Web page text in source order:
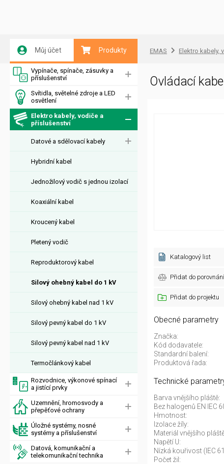
Můj účet Produkty
Vypínače, spínače, zásuvky a
příslušenství
Svítidla, světelné zdroje a LED
osvětlení
Elektro kabely, vodiče a
příslušenství
Datové a sdělovací kabely
Hybridní kabel
Jednožilový vodič s jednou izolací
Koaxiální kabel
Kroucený kabel
Pletený vodič
Reproduktorový kabel
Silový ohebný kabel do 1 kV
Silový ohebný kabel nad 1 kV
Silový pevný kabel do 1 kV
Silový pevný kabel nad 1 kV
Termočlánkový kabel
Rozvodnice, výkonové spínací
a jistící prvky
Uzemnění, hromosvody a
přepěťové ochrany
Úložné systémy, nosné
systémy a příslušenství
Datová, komunikační a
telekomunikační technika
EMAS Elektro kabely,
Ovládací
Katalogový list
Přidat do porovnání
Přidat do projektu
Obecné parametry
Značka:
Kód dodavatele:
Standardní balení:
Produktová řada:
Technické
Barva vnějšího pláště:
Bez halogenů EN IEC
Hmotnost:
Izolace žíly:
Materiál vnějšího
Napětí U:
Nízká kouřivost (IEC
Počet žil: